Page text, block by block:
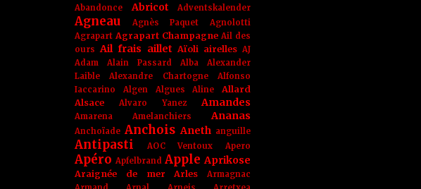
Abandonce
Abricot Adventskalender
Agneau Agnès Paquet
Agnolotti
Agrapart Agrapart Champagne Ail des
ours Ail frais aillet Aïoli airelles AJ
Adam
Alain Passard Alba
Alexander
Laible
Alexandre Chartogne
Alfonso
Iaccarino
Algen Algues Aline
Allard
Alsace
Alvaro Yanez Amandes
Amarena Amelanchiers Ananas
Anchoïade Anchois Aneth anguille
Antipasti AOC Ventoux Apero
Apéro Apfelbrand Apple Aprikose
Araignée de mer Arles
Armagnac